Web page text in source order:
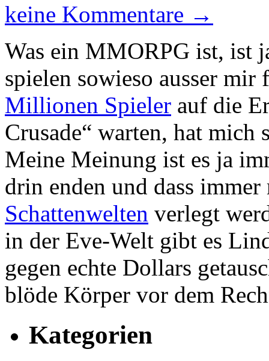
keine Kommentare →
Was ein MMORPG ist, ist
spielen sowieso ausser mir
Millionen Spieler auf die
Crusade“ warten, hat mich
Meine Meinung ist es ja
drin enden und dass
Schattenwelten verlegt
in der Eve-Welt gibt es
gegen echte Dollars
blöde Körper vor dem
Kategorien